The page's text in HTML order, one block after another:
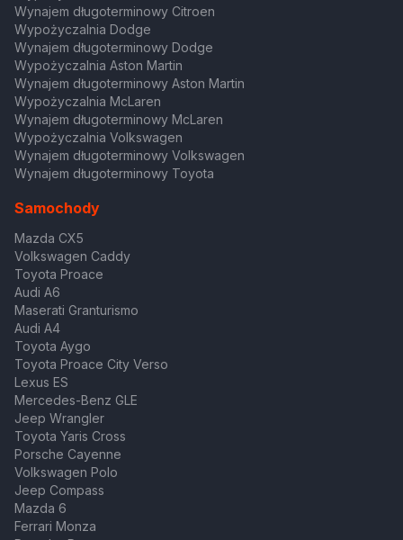
Wynajem długoterminowy Citroen
Wypożyczalnia Dodge
Wynajem długoterminowy Dodge
Wypożyczalnia Aston Martin
Wynajem długoterminowy Aston Martin
Wypożyczalnia McLaren
Wynajem długoterminowy McLaren
Wypożyczalnia Volkswagen
Wynajem długoterminowy Volkswagen
Wynajem długoterminowy Toyota
Samochody
Mazda CX5
Volkswagen Caddy
Toyota Proace
Audi A6
Maserati Granturismo
Audi A4
Toyota Aygo
Toyota Proace City Verso
Lexus ES
Mercedes-Benz GLE
Jeep Wrangler
Toyota Yaris Cross
Porsche Cayenne
Volkswagen Polo
Jeep Compass
Mazda 6
Ferrari Monza